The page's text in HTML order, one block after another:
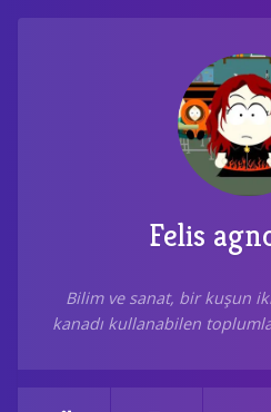
Felis
Bilim ve sanat, bir kuşun
kanadı kullanabilen